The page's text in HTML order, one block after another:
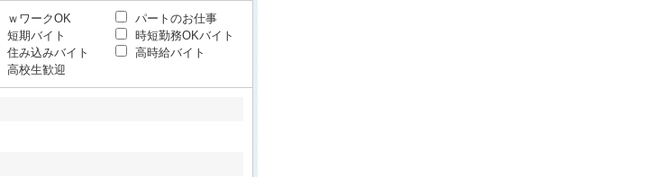
ｗワークOK
パートのお仕事
短期バイト
時短勤務OKバイト
住み込みバイト
高時給バイト
高校生歓迎